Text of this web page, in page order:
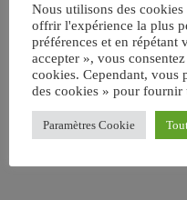
Nous utilisons des
offrir l'expérience la plus
préférences et en répétant
accepter », vous
cookies. Cependant, vous
des cookies » pour fournir
Paramètres Cookie